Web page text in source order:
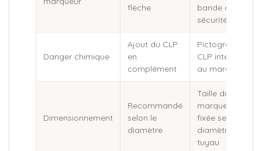
flèche
bande de
sécurité jaune
Danger chimique
Ajout du CLP
en
complément
Pictogrammes
CLP intégrés
au marqueur
Dimensionnement
Recommandé
selon le
diamètre
Taille du
marqueur
fixée selon le
diamètre du
tuyau